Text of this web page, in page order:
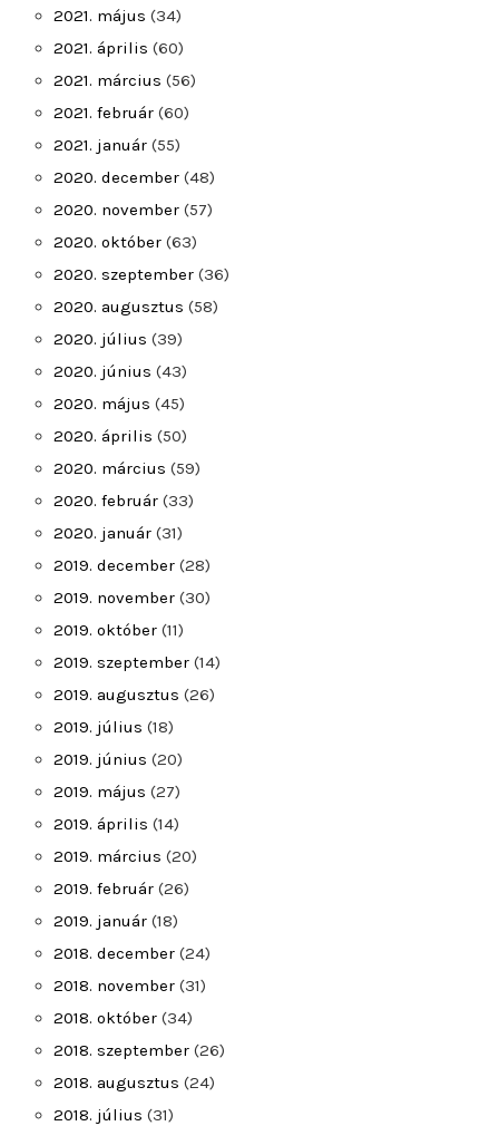
2021. május (34)
2021. április (60)
2021. március (56)
2021. február (60)
2021. január (55)
2020. december (48)
2020. november (57)
2020. október (63)
2020. szeptember (36)
2020. augusztus (58)
2020. július (39)
2020. június (43)
2020. május (45)
2020. április (50)
2020. március (59)
2020. február (33)
2020. január (31)
2019. december (28)
2019. november (30)
2019. október (11)
2019. szeptember (14)
2019. augusztus (26)
2019. július (18)
2019. június (20)
2019. május (27)
2019. április (14)
2019. március (20)
2019. február (26)
2019. január (18)
2018. december (24)
2018. november (31)
2018. október (34)
2018. szeptember (26)
2018. augusztus (24)
2018. július (31)